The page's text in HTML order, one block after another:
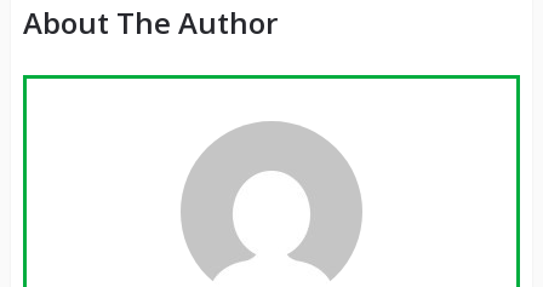
About The Author